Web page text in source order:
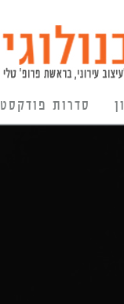
סדרות פודקסט